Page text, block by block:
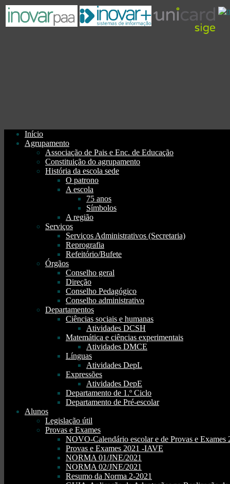
Início
Agrupamento
Associação de Pais e Enc. de Educação
Constituição do agrupamento
História da escola sede
O patrono
A escola
75 anos
Símbolos
A região
Serviços
Serviços Administrativos (Secretaria)
Reprografia
Refeitório/Bufete
Órgãos
Conselho geral
Direção
Conselho Pedagógico
Conselho administrativo
Departamentos
Ciências sociais e humanas
Atividades DCSH
Matemática e ciências experimentais
Atividades DMCE
Línguas
Atividades DepL
Expressões
Atividades DepE
Departamento de 1.º Ciclo
Departamento de Pré-escolar
Alunos
Legislação útil
Provas e Exames
NOVO-Calendário escolar e de Provas e Exames
Provas e Exames 2021 -IAVE
NORMA 01/JNE/2021
NORMA 02/JNE/2021
Resumo da Norma 2-2021